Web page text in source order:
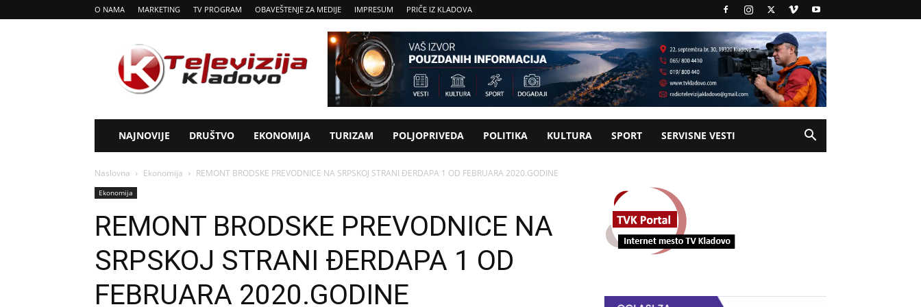
O NAMA MARKETING TV PROGRAM OBAVEŠTENJE ZA MEDIJE IMPRESUM PRIČE IZ KLADOVA
Tv
Kladovo
NAJNOVIJE DRUŠTVO EKONOMIJA TURIZAM POLJOPRIVEDA POLITIKA KULTURA SPORT SERVISNE VESTI
Naslovna Ekonomija REMONT BRODSKE PREVODNICE NA SRPSKOJ STRANI ĐERDAPA 1 OD FEBRUARA 2020.GODINE
Ekonomija
REMONT BRODSKE PREVODNICE NA
SRPSKOJ STRANI ĐERDAPA 1 OD
FEBRUARA 2020.GODINE